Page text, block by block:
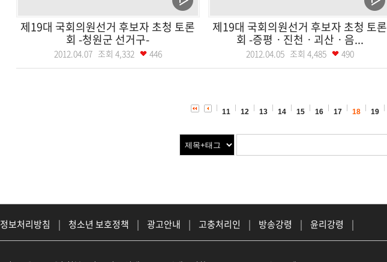
제19대 국회의원선거 후보자 초청 토론
회 -청원군 선거구-
2012.04.07 조회 4,332 446
제19대 국회의원선거 후보자 초청 토론
회 -증평ㆍ진천ㆍ괴산ㆍ음...
2012.04.05 조회 4,485 490
11 12 13 14 15 16 17 18 19
보처리방침 | 청소년 보호정책 | 광고안내 | 고충처리인 | 방송강령 | 윤리강령
|